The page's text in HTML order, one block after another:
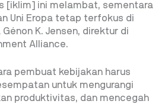
[iklim] ini melambat, sementara
Uni Eropa tetap terfokus di
K. Jensen, direktur di
Alliance.
pembuat kebijakan harus
untuk mengurangi
produktivitas, dan mencegah